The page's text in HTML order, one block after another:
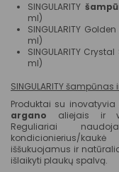
SINGULARITY
ml)
SINGULARITY
ml)
SINGULARITY
ml)
SINGULARITY
Produktai su
argano aliejais ir
Reguliariai
kondicionierius/
iššukuojamus ir
išlaikyti plaukų spalvą.